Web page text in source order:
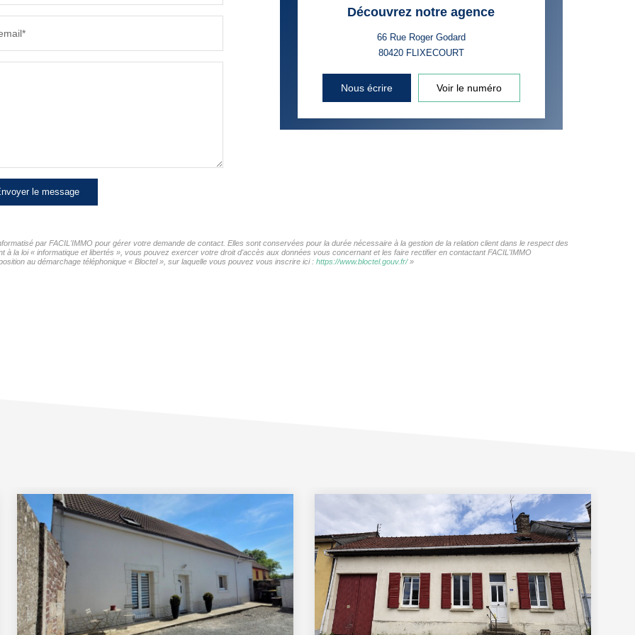
le message
Découvrez notre agence
66 Rue Roger Godard
80420 FLIXECOURT
Nous écrire Voir le numéro
par FACIL'IMMO pour gérer votre demande de contact. Elles sont conservées pour la durée nécessaire à la gestion de la relation client dans le respect des
la loi « informatique et libertés », vous pouvez exercer votre droit d'accès aux données vous concernant et les faire rectifier en contactant FACIL'IMMO
au démarchage téléphonique « Bloctel », sur laquelle vous pouvez vous inscrire ici : https://www.bloctel.gouv.fr/»